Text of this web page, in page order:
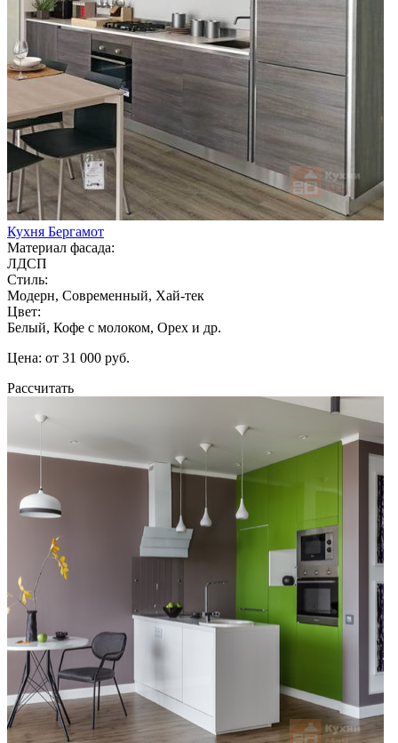
Кухня Бергамот
Материал фасада:
ЛДСП
Стиль:
Модерн, Современный, Хай-тек
Цвет:
Белый, Кофе с молоком, Орех и др.
Цена: от 31 000 руб.
Рассчитать